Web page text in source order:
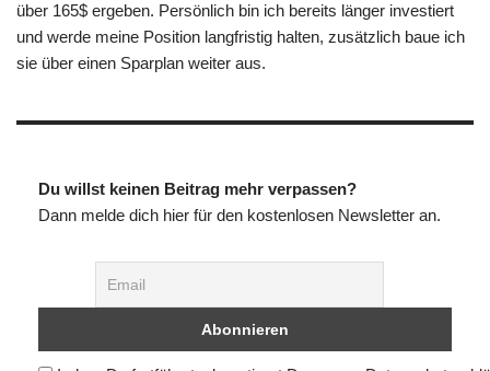
über 165$ ergeben. Persönlich bin ich bereits länger investiert
und werde meine Position langfristig halten, zusätzlich baue ich
sie über einen Sparplan weiter aus.
Du willst keinen Beitrag mehr verpassen?
Dann melde dich hier für den kostenlosen Newsletter an.